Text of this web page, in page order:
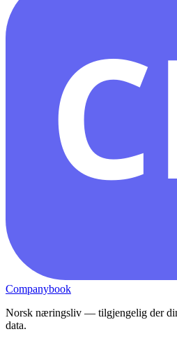
Companybook
Norsk næringsliv — tilgjengelig der
data.